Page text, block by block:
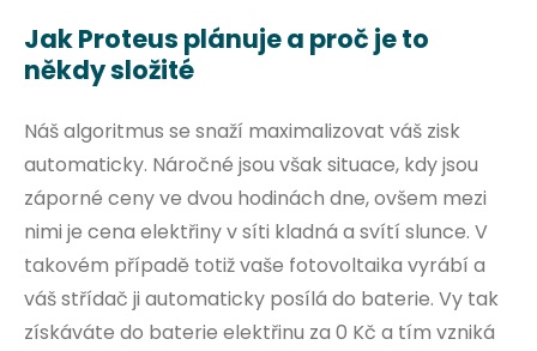
Jak Proteus plánuje a proč je to
někdy složité
Náš algoritmus se snaží maximalizovat váš zisk
automaticky. Náročné jsou však situace, kdy jsou
záporné ceny ve dvou hodinách dne, ovšem mezi
nimi je cena elektřiny v síti kladná a svítí slunce. V
takovém případě totiž vaše fotovoltaika vyrábí a
váš střídač ji automaticky posílá do baterie. Vy tak
získáváte do baterie elektřinu za 0 Kč a tím vzniká